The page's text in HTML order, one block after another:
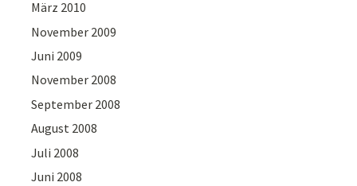
März 2010
November 2009
Juni 2009
November 2008
September 2008
August 2008
Juli 2008
Juni 2008